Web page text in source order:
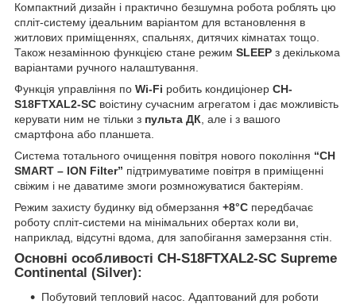
Компактний дизайн і практично безшумна робота роблять цю
спліт-систему ідеальним варіантом для встановлення в
житлових приміщеннях, спальнях, дитячих кімнатах тощо.
Також незамінною функцією стане режим SLEEP з декількома
варіантами ручного налаштування.
Функція управління по Wi-Fi робить кондиціонер CH-
S18FTXAL2-SC воістину сучасним агрегатом і дає можливість
керувати ним не тільки з пульта ДК , але і з вашого
смартфона або планшета.
Система тотального очищення повітря нового покоління “CH
SMART – ION Filter” підтримуватиме повітря в приміщенні
свіжим і не даватиме змоги розмножуватися бактеріям.
Режим захисту будинку від обмерзання +8°C передбачає
роботу спліт-системи на мінімальних обертах коли ви,
наприклад, відсутні вдома, для запобігання замерзання стін.
Основні особливості CH-S18FTXAL2-SC Supreme
Continental (Silver):
Побутовий тепловий насос. Адаптований для роботи